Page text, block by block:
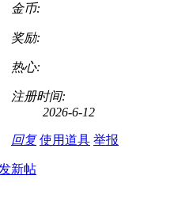
金币:
奖励:
热心:
注册时间:
2026-6-12
回复 使用道具 举报